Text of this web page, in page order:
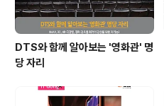
DTS와 함께 알아보는 '영화관' 명
당 자리